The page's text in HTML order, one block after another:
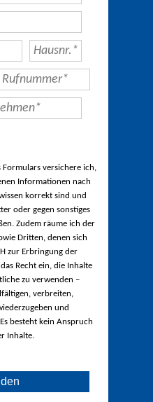
versichere ich,
Informationen nach
korrekt sind und
oder gegen sonstiges
Zudem räume ich der
Dritten, denen sich
zur Erbringung der
Recht ein, die Inhalte
zu verwenden –
verbreiten,
und
besteht kein Anspruch
Inhalte.